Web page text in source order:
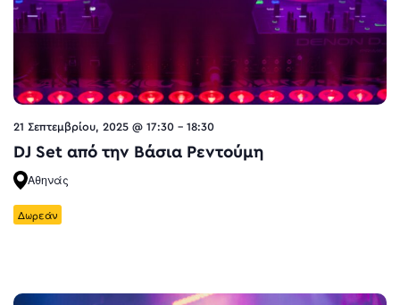
21 Σεπτεμβρίου, 2025 @ 17:30 - 18:30
DJ Set από την Βάσια Ρεντούμη
Αθηνάς
Δωρεάν